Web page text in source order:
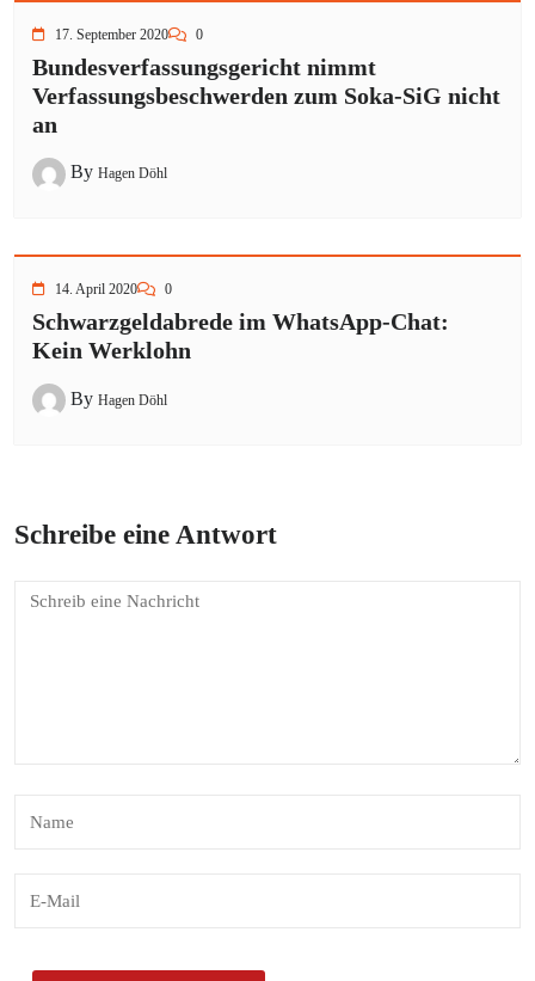
17. September 2020 0
Bundesverfassungsgericht nimmt
Verfassungsbeschwerden zum Soka-SiG nicht
an
By Hagen Döhl
14. April 2020 0
Schwarzgeldabrede im WhatsApp-Chat:
Kein Werklohn
By Hagen Döhl
Schreibe eine Antwort